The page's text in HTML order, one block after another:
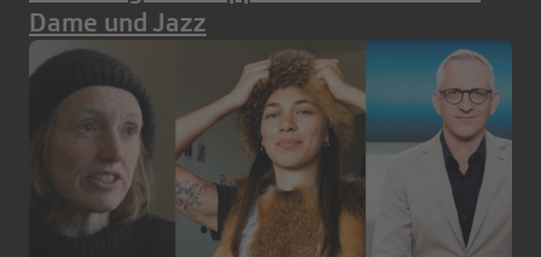
Dame und Jazz